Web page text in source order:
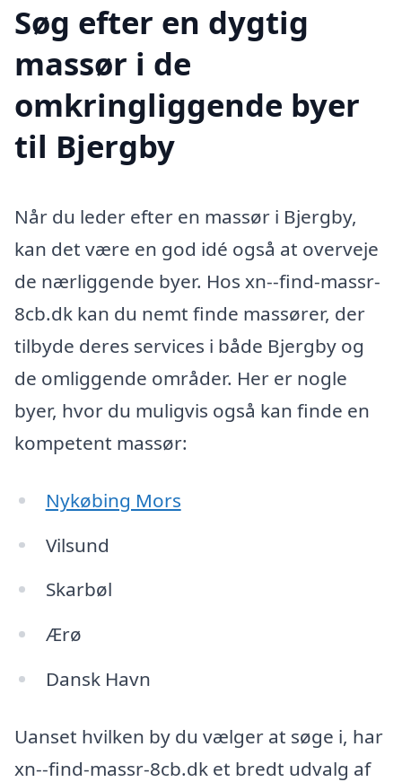
Søg efter en dygtig
massør i de
omkringliggende byer
til Bjergby
Når du leder efter en massør i Bjergby,
kan det være en god idé også at overveje
de nærliggende byer. Hos xn--find-massr-
8cb.dk kan du nemt finde massører, der
tilbyde deres services i både Bjergby og
de omliggende områder. Her er nogle
byer, hvor du muligvis også kan finde en
kompetent massør:
Nykøbing Mors
Vilsund
Skarbøl
Ærø
Dansk Havn
Uanset hvilken by du vælger at søge i, har
xn--find-massr-8cb.dk et bredt udvalg af